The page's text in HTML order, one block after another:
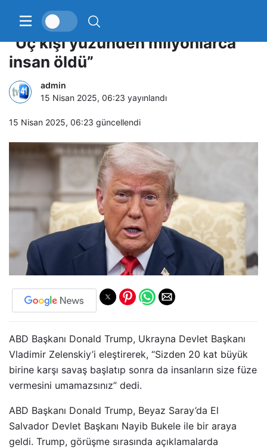
Trump’tan Ukrayna açıklaması:
“Üç kişi yüzünden milyonlarca
insan öldü”
admin
15 Nisan 2025, 06:23 yayınlandı
15 Nisan 2025, 06:23 güncellendi
ABD Başkanı Donald Trump, Ukrayna Devlet Başkanı
Vladimir Zelenskiy’i eleştirerek, “Sizden 20 kat büyük
birine karşı savaş başlatıp sonra da insanların size füze
vermesini umamazsınız” dedi.
ABD Başkanı Donald Trump, Beyaz Saray’da El
Salvador Devlet Başkanı Nayib Bukele ile bir araya
geldi. Trump, görüşme sırasında açıklamalarda